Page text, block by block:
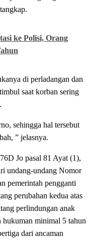
ke Polisi, Orang
di perladangan dan
saat korban sering
sehingga hal tersebut
” jelasnya.
Jo pasal 81 Ayat (1),
undang-undang Nomor
pemerintah pengganti
perubahan kedua atas
perlindungan anak
hukuman minimal 5 tahun
dari ancaman